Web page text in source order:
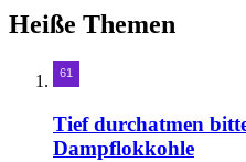
Heiße Themen
Tief durchatmen
Dampflokkohle